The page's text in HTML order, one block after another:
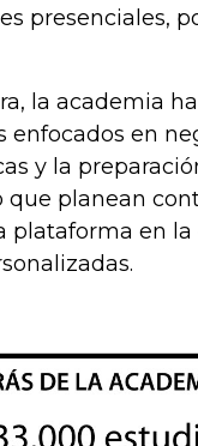
presenciales,
la academia
enfocados en
y la
planean
plataforma en